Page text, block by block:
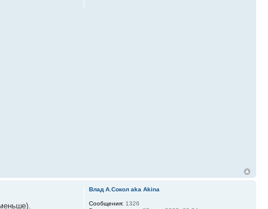
Влад А.Сокол aka Akina
Сообщения: 1326